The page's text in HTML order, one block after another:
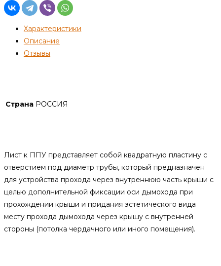
для
прохода
Ф115,
Характеристики
Описание
Отзывы
Страна РОССИЯ
Лист к ППУ представляет собой квадратную пластину с
отверстием под диаметр трубы, который предназначен
для устройства прохода через внутреннюю часть крыши с
целью дополнительной фиксации оси дымохода при
прохождении крыши и придания эстетического вида
месту прохода дымохода через крышу с внутренней
стороны (потолка чердачного или иного помещения).